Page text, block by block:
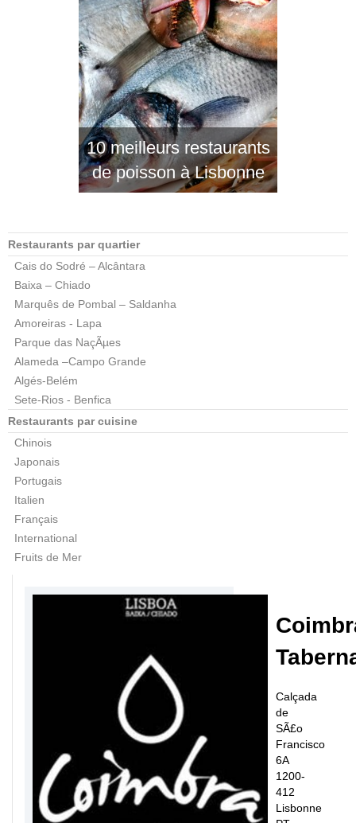
10 meilleurs restaurants
de poisson à Lisbonne
Restaurants par quartier
Cais do Sodré – Alcântara
Baixa – Chiado
Marquês de Pombal – Saldanha
Amoreiras - Lapa
Parque das NaçÃµes
Alameda –Campo Grande
Algés-Belém
Sete-Rios - Benfica
Restaurants par cuisine
Chinois
Japonais
Portugais
Italien
Français
International
Fruits de Mer
Calçada
de
SÃ£o
Francisco
6A
1200-
412
Lisbonne